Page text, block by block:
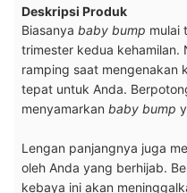
Deskripsi Produk
Biasanya baby bump mulai
trimester kedua kehamilan.
ramping saat mengenakan
tepat untuk Anda.
menyamarkan baby bump
Lengan panjangnya juga
oleh Anda yang berhijab.
kebaya ini akan